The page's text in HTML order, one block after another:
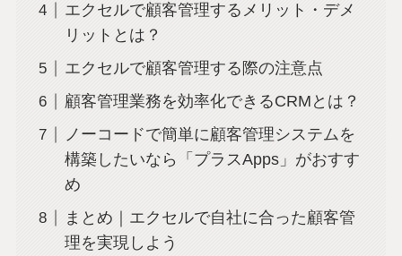
エクセルで顧客管理するメリット・デメ
リットとは？
エクセルで顧客管理する際の注意点
顧客管理業務を効率化できるCRMとは？
ノーコードで簡単に顧客管理システムを
構築したいなら「プラスApps」がおすす
め
まとめ｜エクセルで自社に合った顧客管
理を実現しよう